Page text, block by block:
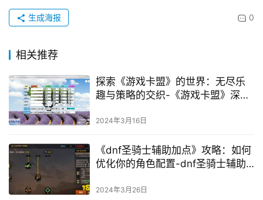
0
生成海报
相关推荐
探索《游戏卡盟》的世界：无尽乐
趣与策略的交织-《游戏卡盟》深度
结合
2024年3月16日
《dnf圣骑士辅助加点》攻略：如何
优化你的角色配置-dnf圣骑士辅助
2024年3月26日